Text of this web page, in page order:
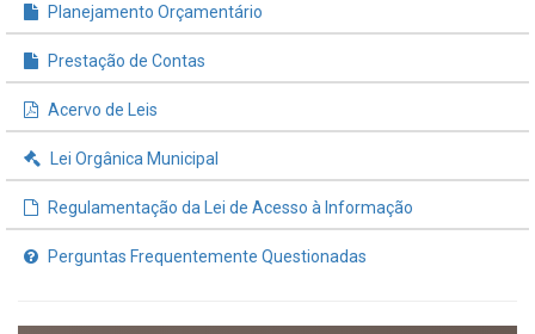
Planejamento Orçamentário
Prestação de Contas
Acervo de Leis
Lei Orgânica Municipal
Regulamentação da Lei de Acesso à Informação
Perguntas Frequentemente Questionadas